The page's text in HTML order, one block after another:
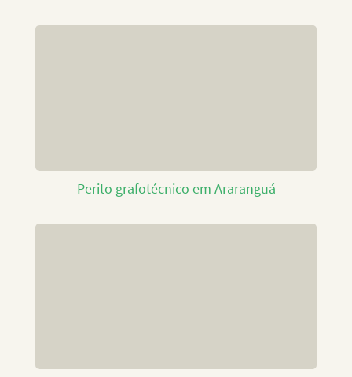
Perito grafotécnico em Araranguá